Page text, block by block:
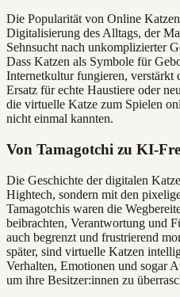
Die Popularität von Online
Digitalisierung des Alltags, der
Sehnsucht nach unkomplizierter
Dass Katzen als Symbole für
Internetkultur fungieren, verstärkt
Ersatz für echte Haustiere oder
die virtuelle Katze zum Spielen
nicht einmal kannten.
Von Tamagotchi zu KI-
Die Geschichte der digitalen
Hightech, sondern mit den
Tamagotchis waren die
beibrachten, Verantwortung und
auch begrenzt und frustrierend
später, sind virtuelle Katzen
Verhalten, Emotionen und sogar
um ihre Besitzer:innen zu